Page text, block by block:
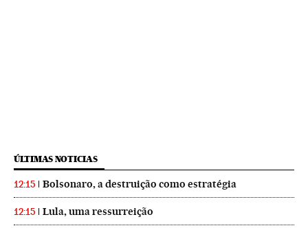
ÚLTIMAS NOTICIAS
12:15 Bolsonaro, a destruição como estratégia
12:15 Lula, uma ressurreição